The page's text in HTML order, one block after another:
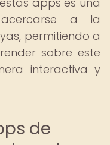
a la
permitiendo a
sobre este
interactiva y
de